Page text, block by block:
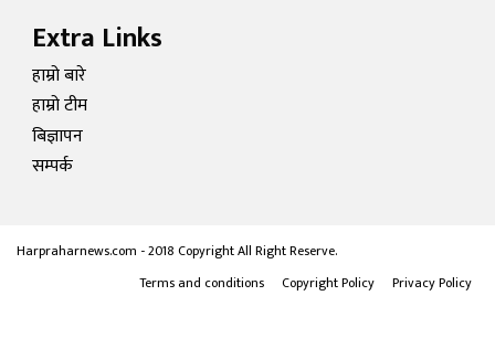
Extra Links
हाम्रो बारे
हाम्रो टीम
बिज्ञापन
सम्पर्क
Harpraharnews.com - 2018 Copyright All Right Reserve.
Terms and conditions
Copyright Policy Privacy Policy